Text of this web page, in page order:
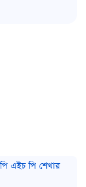
এইচ পি শেখার